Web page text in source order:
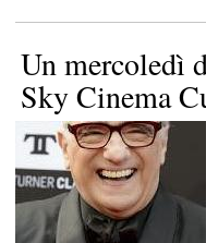
Un mercoledì
Sky Cinema